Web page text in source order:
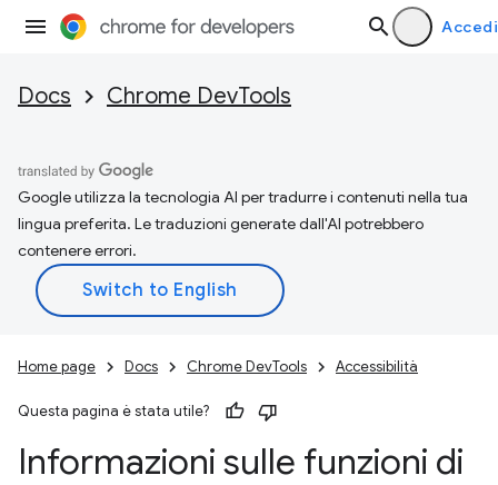
Accedi
Docs Chrome DevTools
Google utilizza la tecnologia AI per tradurre i contenuti nella tua
lingua preferita. Le traduzioni generate dall'AI potrebbero
contenere errori.
Home page Docs Chrome DevTools Accessibilità
Questa pagina è stata utile?
Informazioni sulle funzioni di